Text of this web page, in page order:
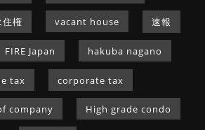
住権 vacant house 速報
FIRE Japan hakuba nagano
tax corporate tax
company High grade condo